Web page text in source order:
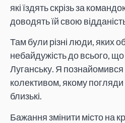
які їздять скрізь за
доводять їй свою
Там були різні люди, яких
небайдужість до всього,
Луганську. Я
колективом, якому погляди
близькі.
Бажання змінити місто на